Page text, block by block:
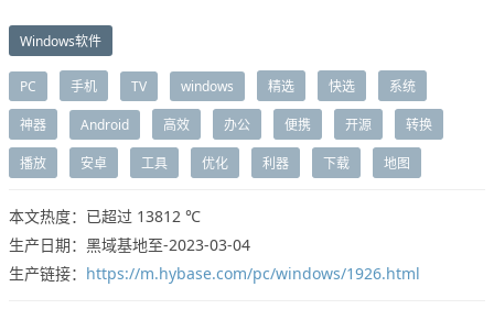
Windows软件
PC 手机 TV windows 精选 快选 系统
神器 Android 高效 办公 便携 开源 转换
播放 安卓 工具 优化 利器 下载 地图
本文热度：已超过 13812 ℃
生产日期：黑域基地至-2023-03-04
生产链接： https://m.hybase.com/pc/windows/1926.html